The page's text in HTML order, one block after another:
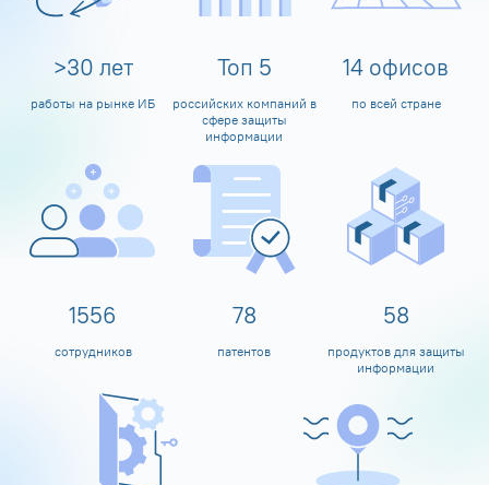
>30 лет
работы на рынке ИБ
Топ 5
российских компаний в
сфере защиты
информации
14 офисов
по всей стране
1600
сотрудников
80
патентов
60
продуктов для защиты
информации